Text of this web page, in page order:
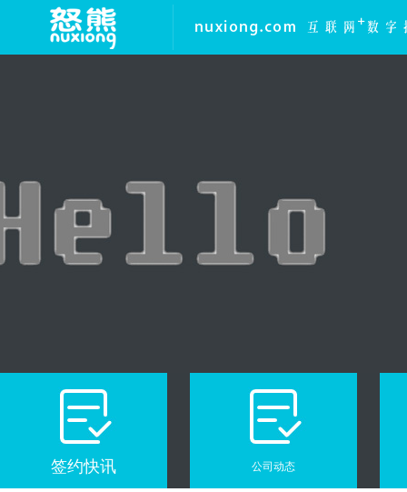
签约快讯 公司动态